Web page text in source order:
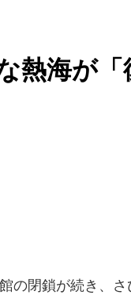
な熱海が
の閉鎖が続き、